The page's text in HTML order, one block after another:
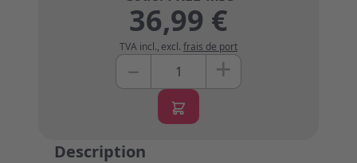
36,99 €
TVA incl., excl. frais de port
Quantité
– +
Description